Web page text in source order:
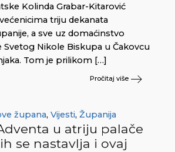
Kolinda Grabar-Kitarović
triju dekanata
a sve uz domaćinstvo
Svetog Nikole Biskupa u Čakovcu
Tom je prilikom […]
Pročitaj više
župana, Vijesti, Županija
u atriju palače
se nastavlja i ovaj